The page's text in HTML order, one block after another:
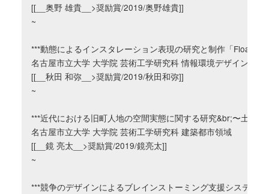
[[__奥野 雄貴__>奨励賞/2019/奥野雄貴]]
~
***動態によるインスタレーション表現の研究と制作「Floating
名古屋市立大学 大学院 芸術工学研究科 情報環境デザイン領域
[[__秋田 和弥__>奨励賞/2019/秋田和弥]]
~
***近代における旧町人地の空間実態に関する研究&br;〜土地
名古屋市立大学 大学院 芸術工学研究科 建築都市領域
[[__鏡 亮太__>奨励賞/2019/鏡亮太]]
~
***競争のデザインによるブレインストーミング支援システム